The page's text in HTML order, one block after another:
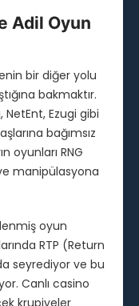
Adil Oyun
bir diğer yolu
bakmaktır.
Ezugi gibi
bağımsız
oyunları RNG
manipülasyona
oyun
RTP (Return
seyrediyor ve bu
Canlı casino